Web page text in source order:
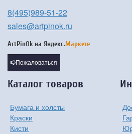
8(495)989-51-22
sales@artpinok.ru
ArtPinOk на Яндекс.Маркете
Пожаловаться
Каталог товаров
Бумага и холсты
Краски
Кисти